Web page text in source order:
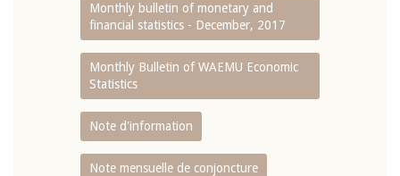
Monthly bulletin of monetary and
financial statistics - December, 2017
Monthly Bulletin of WAEMU Economic
Statistics
Note d'information
Note mensuelle de conjoncture